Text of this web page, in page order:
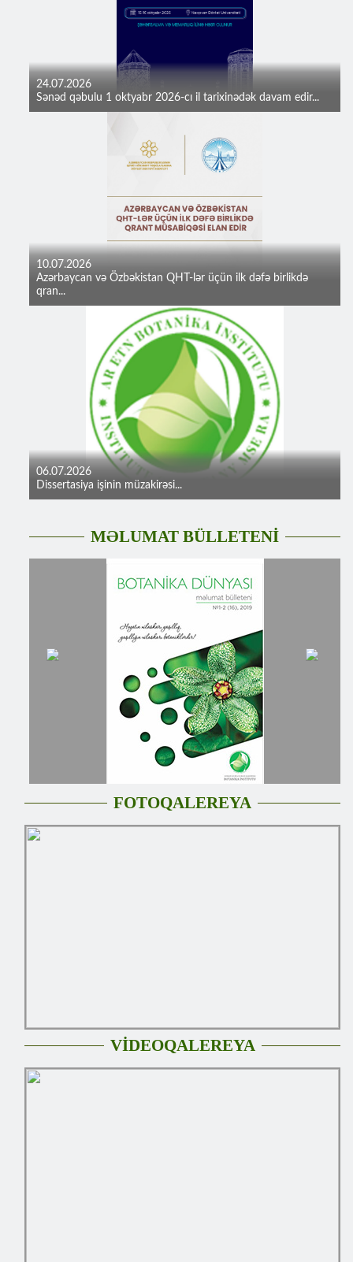
24.07.2026
Sənəd qəbulu 1 oktyabr 2026-cı il tarixinədək davam edir...
10.07.2026
Azərbaycan və Özbəkistan QHT-lər üçün ilk dəfə birlikdə
qran...
06.07.2026
Dissertasiya işinin müzakirəsi...
MƏLUMAT BÜLLETENİ
FOTOQALEREYA
VİDEOQALEREYA